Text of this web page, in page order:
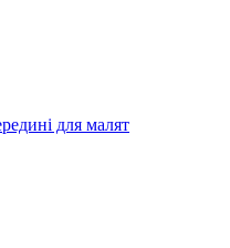
для малят